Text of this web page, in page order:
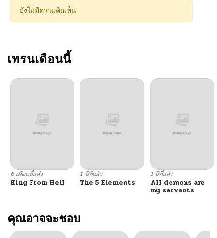
ยังไม่มีความคิดเห็น
เทรนเดือนนี้
6 เดือนที่แล้ว
King From Hell
1 ปีที่แล้ว
The 5 Elements
1 ปีที่แล้ว
All demons are
my servants
คุณอาจจะชอบ